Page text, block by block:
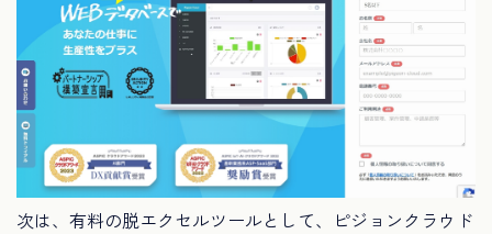
次は、有料の脱エクセルツールとして、ピジョンクラウド